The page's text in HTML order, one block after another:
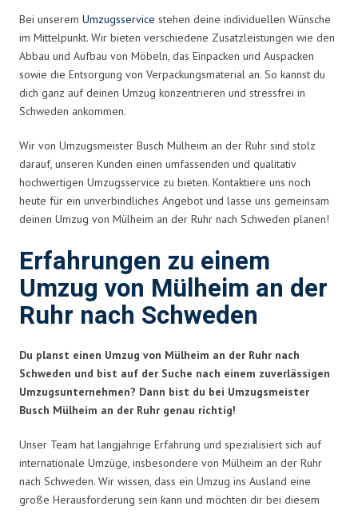
Bei unserem Umzugsservice stehen deine individuellen Wünsche
im Mittelpunkt. Wir bieten verschiedene Zusatzleistungen wie den
Abbau und Aufbau von Möbeln, das Einpacken und Auspacken
sowie die Entsorgung von Verpackungsmaterial an. So kannst du
dich ganz auf deinen Umzug konzentrieren und stressfrei in
Schweden ankommen.
Wir von Umzugsmeister Busch Mülheim an der Ruhr sind stolz
darauf, unseren Kunden einen umfassenden und qualitativ
hochwertigen Umzugsservice zu bieten. Kontaktiere uns noch
heute für ein unverbindliches Angebot und lasse uns gemeinsam
deinen Umzug von Mülheim an der Ruhr nach Schweden planen!
Erfahrungen zu einem
Umzug von Mülheim an der
Ruhr nach Schweden
Du planst einen Umzug von Mülheim an der Ruhr nach
Schweden und bist auf der Suche nach einem zuverlässigen
Umzugsunternehmen? Dann bist du bei Umzugsmeister
Busch Mülheim an der Ruhr genau richtig!
Unser Team hat langjährige Erfahrung und spezialisiert sich auf
internationale Umzüge, insbesondere von Mülheim an der Ruhr
nach Schweden. Wir wissen, dass ein Umzug ins Ausland eine
große Herausforderung sein kann und möchten dir bei diesem